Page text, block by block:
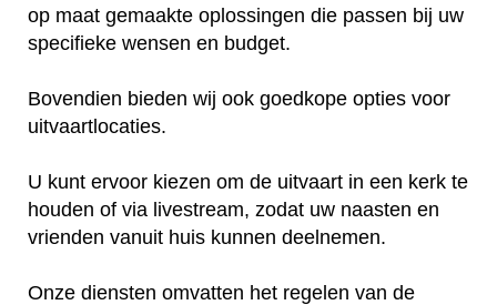
op maat gemaakte oplossingen die passen bij uw
specifieke wensen en budget.
Bovendien bieden wij ook goedkope opties voor
uitvaartlocaties.
U kunt ervoor kiezen om de uitvaart in een kerk te
houden of via livestream, zodat uw naasten en
vrienden vanuit huis kunnen deelnemen.
Onze diensten omvatten het regelen van de